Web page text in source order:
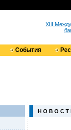
XIII
События
Н О В О С Т